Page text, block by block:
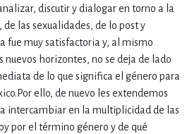
discutir y dialogar en torno a la
las sexualidades, de lo post y
fue muy satisfactoria y, al mismo
nuevos horizontes, no se deja de lado
de lo que significa el género para
ello, de nuevo les extendemos
intercambiar en la multiplicidad de las
por el término género y de qué